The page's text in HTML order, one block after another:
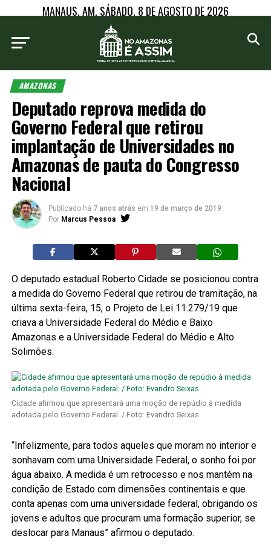
MANAUS, AM, SÁBADO, 8 DE AGOSTO DE 2026
AMAZONAS
Deputado reprova medida do
Governo Federal que retirou
implantação de Universidades no
Amazonas de pauta do Congresso
Nacional
Publicado há 7 anos atrás em 19 de março de 2019
Por Marcus Pessoa
O deputado estadual Roberto Cidade se posicionou contra
a medida do Governo Federal que retirou de tramitação, na
última sexta-feira, 15, o Projeto de Lei 11.279/19 que
criava a Universidade Federal do Médio e Baixo
Amazonas e a Universidade Federal do Médio e Alto
Solimões.
Cidade afirmou que apresentará uma moção de repúdio à medida
adotada pelo Governo Federal. / Foto: Evandro Seixas
“Infelizmente, para todos aqueles que moram no interior e
sonhavam com uma Universidade Federal, o sonho foi por
água abaixo. A medida é um retrocesso e nos mantém na
condição de Estado com dimensões continentais e que
conta apenas com uma universidade federal, obrigando os
jovens e adultos que procuram uma formação superior, se
deslocar para Manaus” afirmou o deputado.